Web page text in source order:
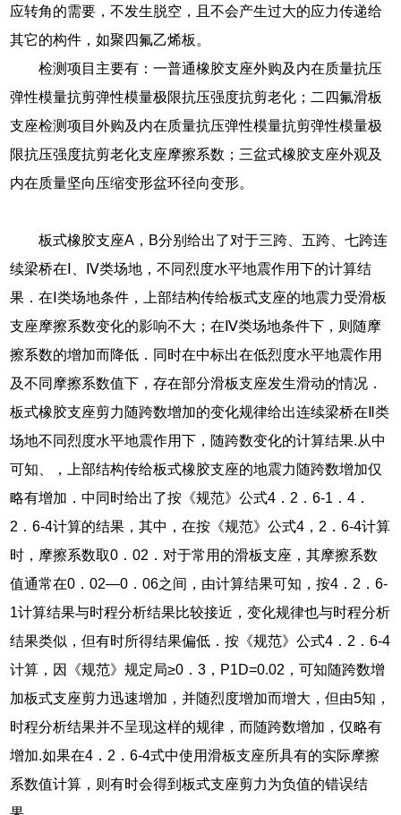
应转角的需要，不发生脱空，且不会产生过大的应力传递给
其它的构件，如聚四氟乙烯板。
检测项目主要有：一普通橡胶支座外购及内在质量抗压
弹性模量抗剪弹性模量极限抗压强度抗剪老化；二四氟滑板
支座检测项目外购及内在质量抗压弹性模量抗剪弹性模量极
限抗压强度抗剪老化支座摩擦系数；三盆式橡胶支座外观及
内在质量坚向压缩变形盆环径向变形。
板式橡胶支座A，B分别给出了对于三跨、五跨、七跨连
续梁桥在Ⅰ、Ⅳ类场地，不同烈度水平地震作用下的计算结
果．在Ⅰ类场地条件，上部结构传给板式支座的地震力受滑板
支座摩擦系数变化的影响不大；在Ⅳ类场地条件下，则随摩
擦系数的增加而降低．同时在中标出在低烈度水平地震作用
及不同摩擦系数值下，存在部分滑板支座发生滑动的情况．
板式橡胶支座剪力随跨数增加的变化规律给出连续梁桥在Ⅱ类
场地不同烈度水平地震作用下，随跨数变化的计算结果.从中
可知、，上部结构传给板式橡胶支座的地震力随跨数增加仅
略有增加．中同时给出了按《规范》公式4．2．6-1．4．
2．6-4计算的结果，其中，在按《规范》公式4，2．6-4计算
时，摩擦系数取0．02．对于常用的滑板支座，其摩擦系数
值通常在0．02—0．06之间，由计算结果可知，按4．2．6-
1计算结果与时程分析结果比较接近，变化规律也与时程分析
结果类似，但有时所得结果偏低．按《规范》公式4．2．6-4
计算，因《规范》规定局≥0．3，P1D=0.02，可知随跨数增
加板式支座剪力迅速增加，并随烈度增加而增大，但由5知，
时程分析结果并不呈现这样的规律，而随跨数增加，仅略有
增加.如果在4．2．6-4式中使用滑板支座所具有的实际摩擦
系数值计算，则有时会得到板式支座剪力为负值的错误结